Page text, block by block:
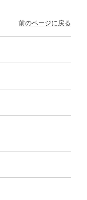
前のページに戻る